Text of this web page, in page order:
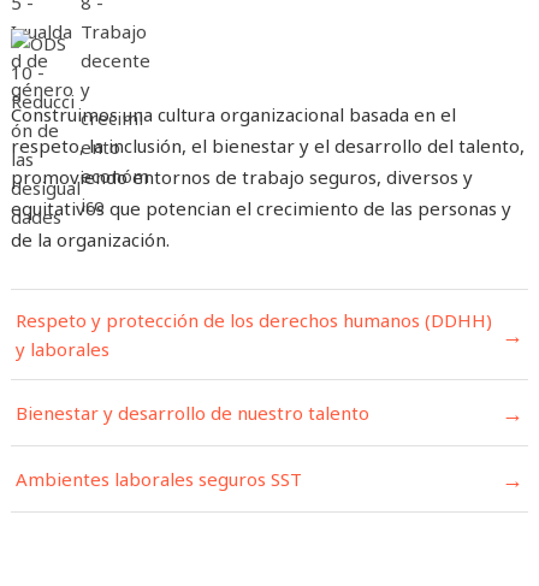
Construimos una cultura organizacional basada en el
respeto, la inclusión, el bienestar y el desarrollo del talento,
promoviendo entornos de trabajo seguros, diversos y
equitativos que potencian el crecimiento de las personas y
de la organización.
Respeto y protección de los derechos humanos (DDHH)
y laborales
→
Bienestar y desarrollo de nuestro talento →
Ambientes laborales seguros SST →